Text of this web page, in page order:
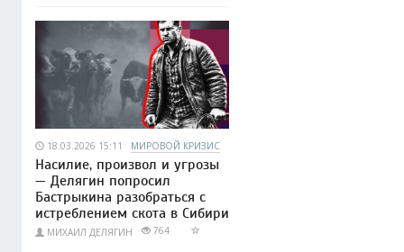
18.03.2026 15:11 МИРОВОЙ КРИЗИС
Насилие, произвол и угрозы
— Делягин попросил
Бастрыкина разобраться с
истреблением скота в Сибири
МИХАИЛ ДЕЛЯГИН 764